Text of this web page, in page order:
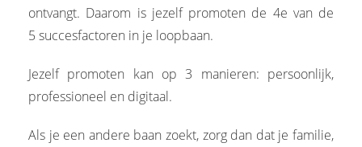
ontvangt. Daarom is jezelf promoten de 4e van de
5 succesfactoren in je loopbaan.
Jezelf promoten kan op 3 manieren: persoonlijk,
professioneel en digitaal.
Als je een andere baan zoekt, zorg dan dat je familie,